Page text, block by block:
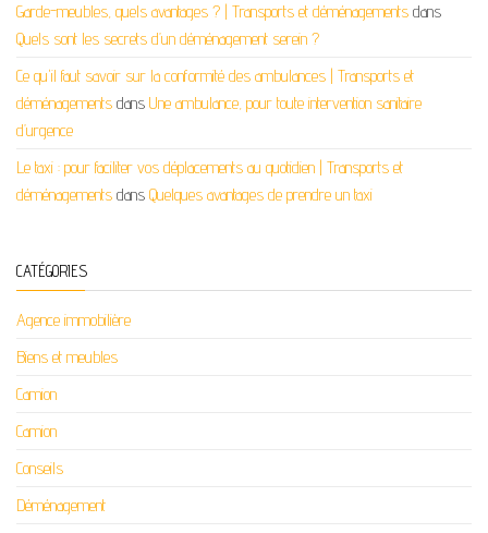
Garde-meubles, quels avantages ? | Transports et déménagements dans
Quels sont les secrets d’un déménagement serein ?
Ce qu'il faut savoir sur la conformité des ambulances | Transports et
déménagements dans Une ambulance, pour toute intervention sanitaire
d’urgence
Le taxi : pour faciliter vos déplacements au quotidien | Transports et
déménagements dans Quelques avantages de prendre un taxi
CATÉGORIES
Agence immobilière
Biens et meubles
Camion
Camion
Conseils
Déménagement